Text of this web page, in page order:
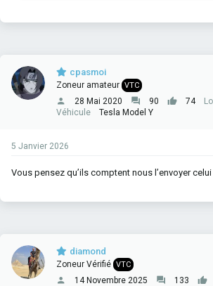
s
:
cpasmoi
Zoneur amateur VTC
28 Mai 2020 90 74
Véhicule
Tesla Model Y
5 Janvier 2026
Vous pensez qu’ils comptent nous l’envoyer
diamond
Zoneur Vérifié VTC
14 Novembre 2025 133